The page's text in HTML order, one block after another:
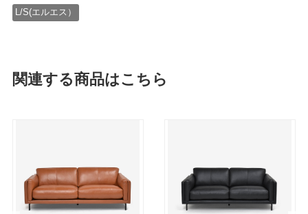
L/S(エルエス）
関連する商品はこちら